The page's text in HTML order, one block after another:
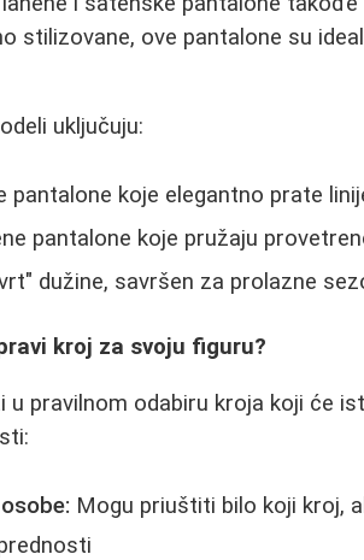
stilizovane, ove pantalone su
uključuju:
pantalone koje elegantno prate
pantalone koje pružaju
dužine, savršen za prolazne
kroj za svoju figuru?
u pravilnom odabiru kroja koji će
Mogu priuštiti bilo koji kroj,